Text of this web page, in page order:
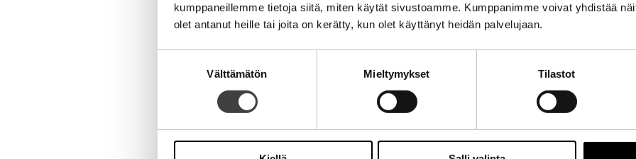
kumppaneillemme tietoja siitä, miten käytät sivustoamme. Kumppanimme voivat yhdistää
olet antanut heille tai joita on kerätty, kun olet käyttänyt heidän palvelujaan.
Välttämätön Mieltymykset Tilastot
Kirjoita kommentti